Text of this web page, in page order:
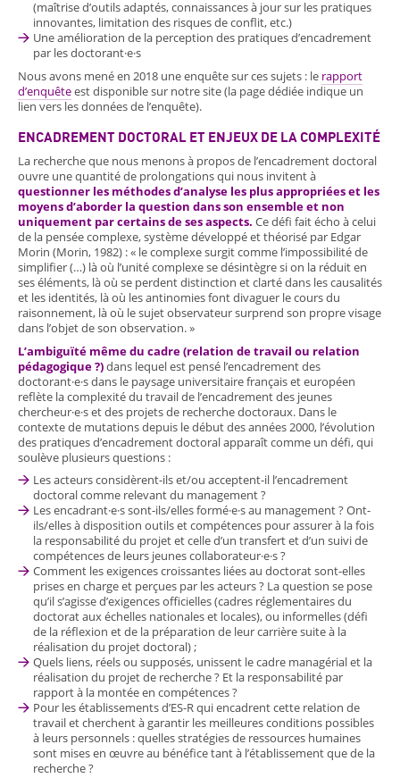
(maîtrise d’outils adaptés, connaissances à jour sur les pratiques
innovantes, limitation des risques de conflit, etc.)
Une amélioration de la perception des pratiques d’encadrement
par les doctorant·e·s
Nous avons mené en 2018 une enquête sur ces sujets : le rapport
d’enquêteest disponible sur notre site (la page dédiée indique un
lien vers les données de l’enquête).
ENCADREMENT DOCTORAL ET ENJEUX DE LA COMPLEXITÉ
La recherche que nous menons à propos de l’encadrement doctoral
ouvre une quantité de prolongations qui nous invitent à
questionner les méthodes d’analyse les plus appropriées et les
moyens d’aborder la question dans son ensemble et non
uniquement par certains de ses aspects. Ce défi fait écho à celui
de la pensée complexe, système développé et théorisé par Edgar
Morin (Morin, 1982) : « le complexe surgit comme l’impossibilité de
simplifier (…) là où l’unité complexe se désintègre si on la réduit en
ses éléments, là où se perdent distinction et clarté dans les causalités
et les identités, là où les antinomies font divaguer le cours du
raisonnement, là où le sujet observateur surprend son propre visage
dans l’objet de son observation. »
L’ambiguïté même du cadre (relation de travail ou relation
pédagogique ?)dans lequel est pensé l’encadrement des
doctorant·e·s dans le paysage universitaire français et européen
reflète la complexité du travail de l’encadrement des jeunes
chercheur·e·s et des projets de recherche doctoraux. Dans le
contexte de mutations depuis le début des années 2000, l’évolution
des pratiques d’encadrement doctoral apparaît comme un défi, qui
soulève plusieurs questions :
Les acteurs considèrent-ils et/ou acceptent-il l’encadrement
doctoral comme relevant du management ?
Les encadrant·e·s sont-ils/elles formé·e·s au management ? Ont-
ils/elles à disposition outils et compétences pour assurer à la fois
la responsabilité du projet et celle d’un transfert et d’un suivi de
compétences de leurs jeunes collaborateur·e·s ?
Comment les exigences croissantes liées au doctorat sont-elles
prises en charge et perçues par les acteurs ? La question se pose
qu’il s’agisse d’exigences officielles (cadres réglementaires du
doctorat aux échelles nationales et locales), ou informelles (défi
de la réflexion et de la préparation de leur carrière suite à la
réalisation du projet doctoral) ;
Quels liens, réels ou supposés, unissent le cadre managérial et la
réalisation du projet de recherche ? Et la responsabilité par
rapport à la montée en compétences ?
Pour les établissements d’ES-R qui encadrent cette relation de
travail et cherchent à garantir les meilleures conditions possibles
à leurs personnels : quelles stratégies de ressources humaines
sont mises en œuvre au bénéfice tant à l’établissement que de la
recherche ?